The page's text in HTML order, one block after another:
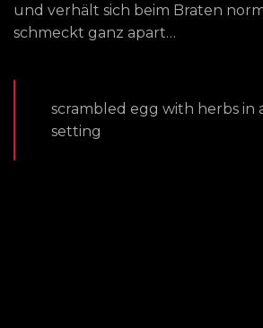
und verhält sich beim Braten
schmeckt ganz apart…
scrambled egg with herbs in
setting